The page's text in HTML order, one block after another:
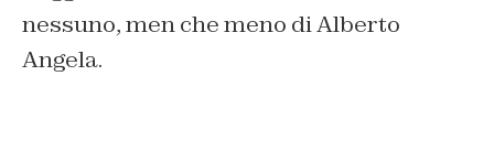
nessuno, men che meno di Alberto
Angela.